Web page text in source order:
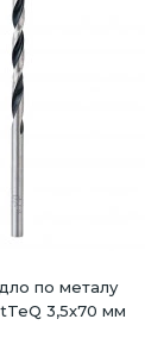
по металу
3,5х70 мм